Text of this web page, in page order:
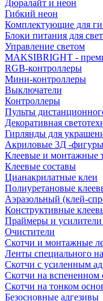
Дюралайт и неон
Гибкий неон
Комплектующие для
Блоки питания для
Управление светом
MAKSIBRIGHT -
RGB-контроллеры
Мини-контроллеры
Выключатели
Контроллеры
Пульты
Декоративная
Гирлянды для
Акриловые 3Д -фигуры
Клеевые и монтажные
Клеевые составы
Цианакрилатные клеи
Полиуретановые
Аэразольный (клей-
Конструктивные
Праймеры и усилители
Очистители
Скотчи и монтажные
Ленты специального
Скотчи с усиленным
Скотчи на вспененном
Скотчи на тонком
Безосновные адгезивы